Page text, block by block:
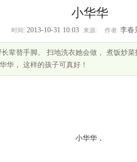
小华华
时间: 2013-10-31 10:03 来源: 作者: 李
辈替手脚。 扫地洗衣她会做， 煮饭炒
华， 这样的孩子可真好！
小华华，